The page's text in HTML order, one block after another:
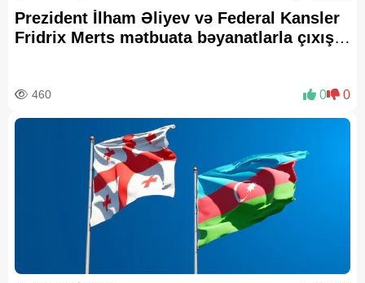
Prezident İlham Əliyev və Federal Kansler
Fridrix Merts mətbuata bəyanatlarla çıxış
460 0 0